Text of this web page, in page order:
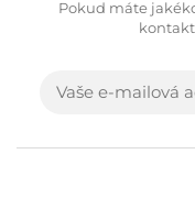
Pokud máte